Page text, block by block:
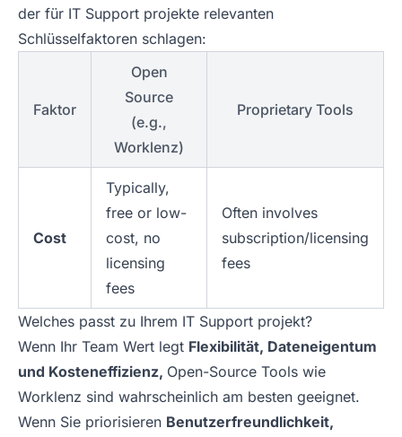
der für IT Support projekte relevanten
Schlüsselfaktoren schlagen:
Faktor
Open
Source
(e.g.,
Worklenz)
Proprietary Tools
Cost
Typically,
free or low-
cost, no
licensing
fees
Often involves
subscription/licensing
fees
Welches passt zu Ihrem IT Support projekt?
Wenn Ihr Team Wert legt Flexibilität, Dateneigentum
und Kosteneffizienz, Open-Source Tools wie
Worklenz sind wahrscheinlich am besten geeignet.
Wenn Sie priorisieren Benutzerfreundlichkeit,